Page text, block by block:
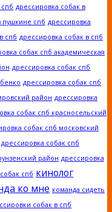
дрессировка собак в
пушкине спб дрессировка
спб дрессировка собак в спб
собак спб академическая
дрессировка собак спб
дрессировка собак спб
район дрессировка
собак спб красносельский
собак спб московский
дрессировка собак спб
район дрессировка
спб кинолог
ко мне команда сидеть
собак в спб